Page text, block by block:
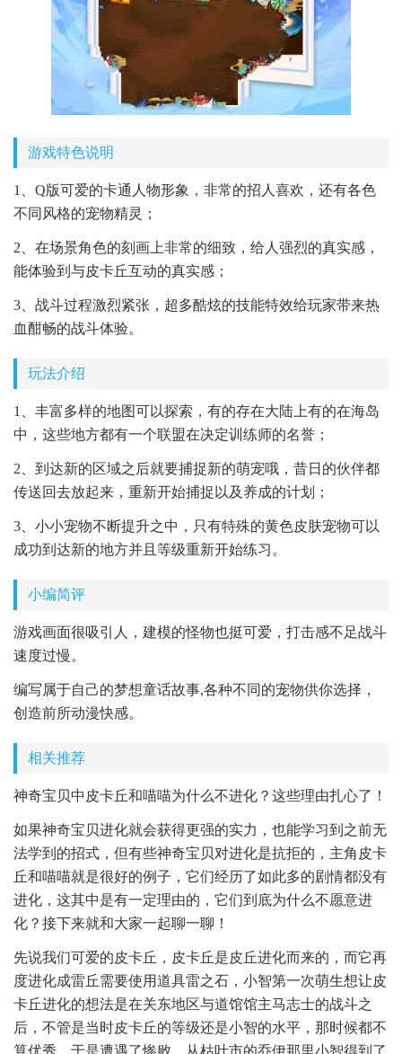
游戏特色说明
1、Q版可爱的卡通人物形象，非常的招人喜欢，还有各色
不同风格的宠物精灵；
2、在场景角色的刻画上非常的细致，给人强烈的真实感，
能体验到与皮卡丘互动的真实感；
3、战斗过程激烈紧张，超多酷炫的技能特效给玩家带来热
血酣畅的战斗体验。
玩法介绍
1、丰富多样的地图可以探索，有的存在大陆上有的在海岛
中，这些地方都有一个联盟在决定训练师的名誉；
2、到达新的区域之后就要捕捉新的萌宠哦，昔日的伙伴都
传送回去放起来，重新开始捕捉以及养成的计划；
3、小小宠物不断提升之中，只有特殊的黄色皮肤宠物可以
成功到达新的地方并且等级重新开始练习。
小编简评
游戏画面很吸引人，建模的怪物也挺可爱，打击感不足战斗
速度过慢。
编写属于自己的梦想童话故事,各种不同的宠物供你选择，
创造前所动漫快感。
相关推荐
神奇宝贝中皮卡丘和喵喵为什么不进化？这些理由扎心了！
如果神奇宝贝进化就会获得更强的实力，也能学习到之前无
法学到的招式，但有些神奇宝贝对进化是抗拒的，主角皮卡
丘和喵喵就是很好的例子，它们经历了如此多的剧情都没有
进化，这其中是有一定理由的，它们到底为什么不愿意进
化？接下来就和大家一起聊一聊！
先说我们可爱的皮卡丘，皮卡丘是皮丘进化而来的，而它再
度进化成雷丘需要使用道具雷之石，小智第一次萌生想让皮
卡丘进化的想法是在关东地区与道馆馆主马志士的战斗之
后，不管是当时皮卡丘的等级还是小智的水平，那时候都不
算优秀，于是遭遇了惨败，从枯叶市的乔伊那里小智得到了